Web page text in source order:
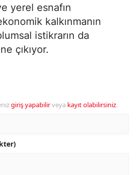
yerel esnafın
kalkınmanın
istikrarın da
çıkıyor.
giriş yapabilirveya kayıt olabilirsiniz.